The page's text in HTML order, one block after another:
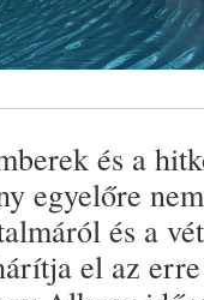
és a
egyelőre
és a
el az